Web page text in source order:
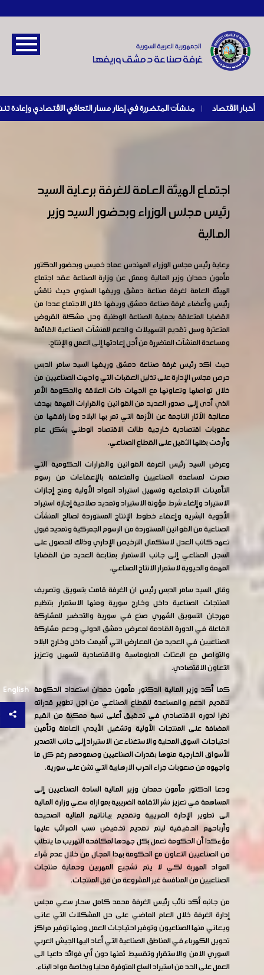
أخبار الاقتصاد |
English
اجتماع الهيئة العامة للغرفة برعاية السيد
رئيس مجلس الوزراء وبحضور السيد وزير
المالية
برعاية رئيس مجلس الوزراء المهندس عماد خميس وبحضور الدكتور
مأمون حمدان وزير المالية وممثل عن وزارة الصناعة عقد اجتماع
الهيئة العامة لغرفة صناعة دمشق وريفها السنوي حيث ناقش
رئيس وأعضاء غرفة صناعة دمشق وريفها خلال الاجتماع عددا من
القضايا المتعلقة بحماية الصناعة الوطنية وحل مشكلة القروض
المتعثرة وسبل تقديم التسهيلات والدعم للمنشآت الصناعية القائمة
ومساعدة المنشآت المتضررة من أجل إعادتها إلى العمل والإنتاج.
حيث اكد رئيس غرفة صناعة دمشق وريفها السيد سامر الدبس
حرص مجلس الإدارة على تذليل العقبات التي واجهت الصناعيين من
خلال تواصلها وتعاونها مع الجهات ذات العلاقة والحكومة الأمر
الذي أدى إلى صدور العديد من القوانين والقرارات المهمة بهدف
معالجة الآثار الناجمة عن الأزمة التي تمر بها البلاد وما رافقها من
عقوبات اقتصادية خارجية طالت الاقتصاد الوطني بشكل عام
وأرخت بظلها الثقيل على القطاع الصناعي.
وعرض السيد رئيس الغرفة القوانين والقرارات الحكومية التي
صدرت لمساعدة الصناعيين والمتعلقة بالإعفاءات من رسوم
التأمينات الاجتماعية وتسهيل استيراد المواد الأولية ومنح إجازات
الاستيراد وإلغاء شرط مؤونة الاستيراد وتمديد صلاحية إجازة استيراد
الأدوية البشرية وإعفاء خطوط الإنتاج المستوردة لصالح المنشآت
الصناعية من القوانين المستوردة من الرسوم الجمركية وتمديد قبول
تعهد كاتب العدل لاستكمال الترخيص الإداري وذلك للحصول على
السجل الصناعي إلى جانب الاستمرار بمتابعة العديد من القضايا
المهمة والحيوية لاستمرار الانتاج الصناعي.
وقال السيد سامر الدبس رئيس ان الغرفة قامت بتسويق وتصريف
المنتجات الصناعية داخل وخارج سورية ومنها الاستمرار بتنظيم
مهرجان التسويق الشهري صنع في سورية والتحضير للمشاركة
الفاعلة في الدورة القادمة لمعرض دمشق الدولي ودعم مشاركة
الصناعيين في العديد من المعارض التي أقيمت داخل وخارج البلاد
والتواصل مع البعثات الدبلوماسية والاقتصادية لتسهيل وتعزيز
التعاون الاقتصادي.
كما أكد وزير المالية الدكتور مأمون حمدان استعداد الحكومة
لتقديم الدعم والمساعدة للقطاع الصناعي من اجل تطوير قدراته
نظرا لدوره الاقتصادي في تحقيق أعلى نسبة ممكنة من القيم
المضافة على المنتجات الأولية وتشغيل الأيدي العاملة وتأمين
احتياجات السوق المحلية والاستغناء عن الاستيراد إلى جانب التصدير
للأسواق الخارجية منوها بقدرات الصناعيين وصمودهم رغم كل ما
واجهوه من صعوبات جراء الحرب الارهابية التي تشن على سورية.
ودعا الدكتور مأمون حمدان وزير المالية السادة الصناعيين إلى
المساهمة في تعزيز نشر الثقافة الضريبية بموازاة سعي وزارة المالية
الى تطوير الإدارة الضريبية وتقديم بياناتهم المالية الصحيحة
وأرباحهم الحقيقية ليتم تقديم تخفيض نسب الضرائب عليها
مؤءكدا أن الحكومة تعمل بكل جهدها لمكافحة التهريب ما يتطلب
من الصناعيين التعاون مع الحكومة بهذا المجال من خلال عدم شراء
المواد المهربة لكي لا يتم تشجيع المهربين وحماية منتجات
الصناعيين من المنافسة غير المشروعة من قبل المنتجات.
من جانبه أكد نائب رئيس الغرفة محمد كامل سحار سعي مجلس
إدارة الغرفة خلال العام الماضي على حل المشكلات التي عانى
ويعاني منها الصناعيون وتوفير احتياجات العمل ومنها توفير مراكز
تحويل الكهرباء في المناطق الصناعية التي أعاد اليها الجيش العربي
السوري الامن والاستقرار وتقسيط ثمنها دون أي فوائد داعيا الى
العمل على الحد من استيراد السلع المتوفرة محليا وبخاصة مواد البناء.